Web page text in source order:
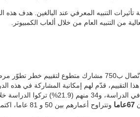
التنبيه المعرفي عند البالغين. هدف هذه
من التنبيه العام من خلال ألعاب الكمبيوتر.
لإجراء هذه الدراسة، تمّ الاتّصال ب750 مشارك متطوع
الدراسة خلال تطوّرها. إن
67عاما وتتراوح أعمارهم بين 50 و 81 عاما، اكتملوا الدراسة.